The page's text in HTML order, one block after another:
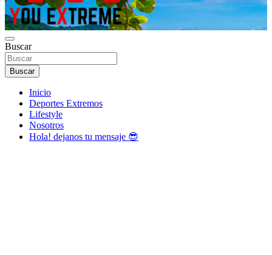
YOU EXTREME
YX Deportes Extremos Lifestyle
Buscar
Buscar
Inicio
Deportes Extremos
Lifestyle
Nosotros
Hola! dejanos tu mensaje 😎